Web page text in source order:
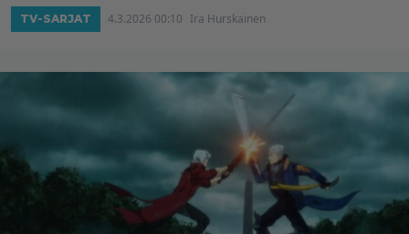
TV-SARJAT 4.3.2026 00:10 Ira Hurskainen